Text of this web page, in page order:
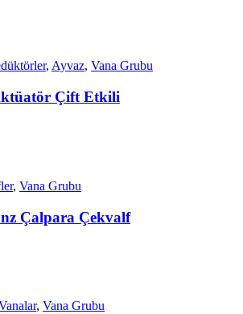
, Ayvaz, Vana Grubu
Çift Etkili
, Vana Grubu
Çalpara Çekvalf
, Vana Grubu